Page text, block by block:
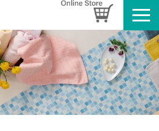
企業情報
製品情報
お知らせ
ブログ